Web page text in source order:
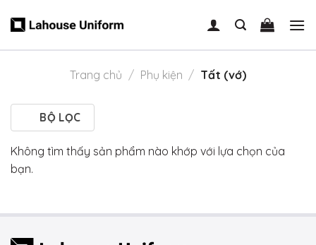
Trang chủ / Phụ kiện / Tất (vớ)
BỘ LỌC
Không tìm thấy sản phẩm nào khớp với lựa chọn của
bạn.